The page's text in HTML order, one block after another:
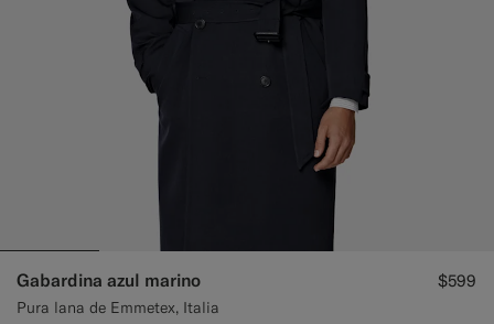
Gabardina azul marino
Pura lana de Emmetex, Italia
$599